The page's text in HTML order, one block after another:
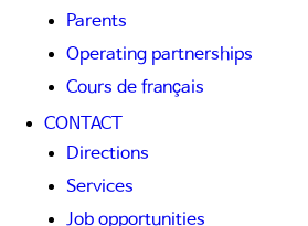
Parents
Operating partnerships
Cours de français
CONTACT
Directions
Services
Job opportunities